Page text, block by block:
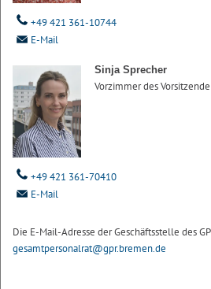
+49 421 361-10744
E-Mail
Sinja Sprecher
Vorzimmer des
+49 421 361-70410
E-Mail
Die E-Mail-Adresse der Geschäftsstelle des
gesamtpersonalrat@gpr.bremen.de